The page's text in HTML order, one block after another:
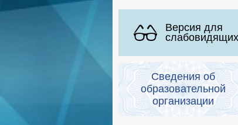
Версия для
слабовидящих
Сведения об
образовательной
организации